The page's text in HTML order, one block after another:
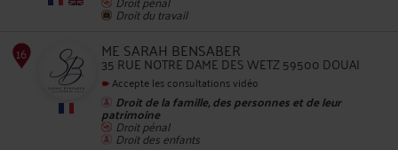
Droit du travail
ME SARAH BENSABER
35 RUE NOTRE DAME DES WETZ 59500 DOUAI
Accepte les consultations vidéo
Droit de la famille, des personnes et de leur
patrimoine
Droit pénal
Droit des enfants